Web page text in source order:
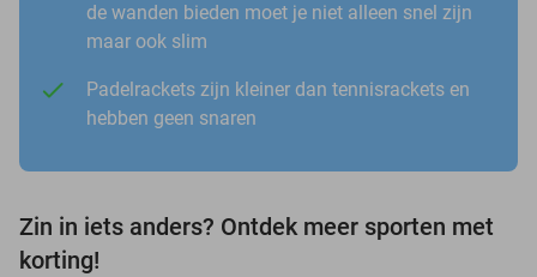
de wanden bieden moet je niet alleen snel zijn
maar ook slim
Padelrackets zijn kleiner dan tennisrackets en
hebben geen snaren
Zin in iets anders? Ontdek meer sporten met
korting!